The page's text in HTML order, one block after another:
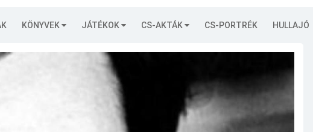
KÖNYVEK JÁTÉKOK CS-AKTÁK CS-PORTRÉK HULLAJÓ